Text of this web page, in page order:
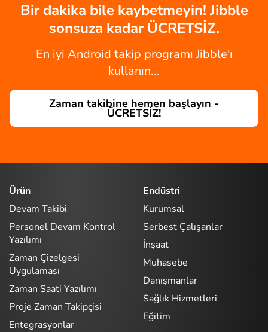
Bir dakika bile kaybetmeyin! Jibble
sonsuza kadar ÜCRETSİZ.
En iyi Android takip programı Jibble'ı
kullanın...
Zaman takibine hemen başlayın -
ÜCRETSİZ!
Ürün
Devam Takibi
Personel Devam Kontrol
Yazılımı
Zaman Çizelgesi
Uygulaması
Zaman Saati Yazılımı
Proje Zaman Takipçisi
Entegrasyonlar
Endüstri
Kurumsal
Serbest Çalışanlar
İnşaat
Muhasebe
Danışmanlar
Sağlık Hizmetleri
Eğitim